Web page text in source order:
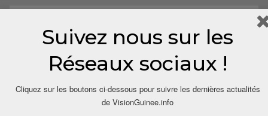
Suivez nous sur les
Réseaux sociaux !
Cliquez sur les boutons ci-dessous pour suivre les dernières actualités
de VisionGuinee.info